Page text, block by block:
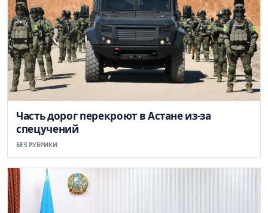
Часть дорог перекроют в Астане из-за
спецучений
БЕЗ РУБРИКИ